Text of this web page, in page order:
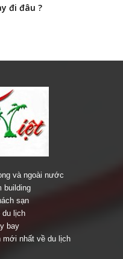
đi đâu ?
và ngoài nước
building
sạn
du lịch
bay
nhất về du lịch